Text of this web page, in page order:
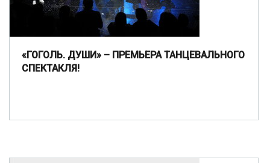
«ГОГОЛЬ. ДУШИ» – ПРЕМЬЕРА ТАНЦЕВАЛЬНОГО
СПЕКТАКЛЯ!